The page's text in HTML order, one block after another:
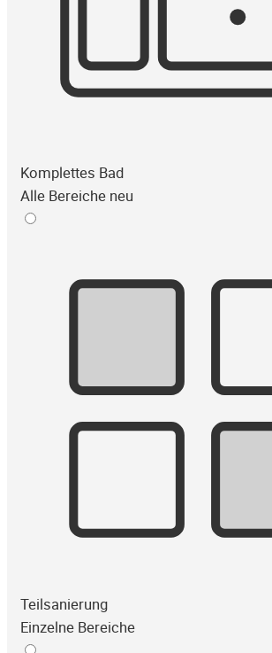
Komplettes Bad
Alle Bereiche neu
Teilsanierung
Einzelne Bereiche